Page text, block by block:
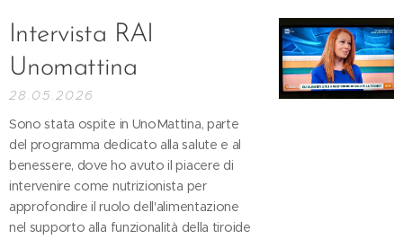
Intervista RAI
Unomattina
28.05.2026
Sono stata ospite in UnoMattina, parte
del programma dedicato alla salute e al
benessere, dove ho avuto il piacere di
intervenire come nutrizionista per
approfondire il ruolo dell'alimentazione
nel supporto alla funzionalità della tiroide